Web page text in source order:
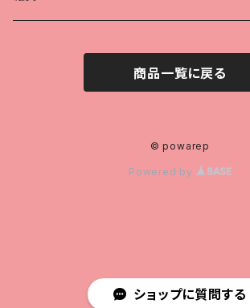
ショップに質問する
メッセージカード
商品一覧に戻る
© powarep
Powered by